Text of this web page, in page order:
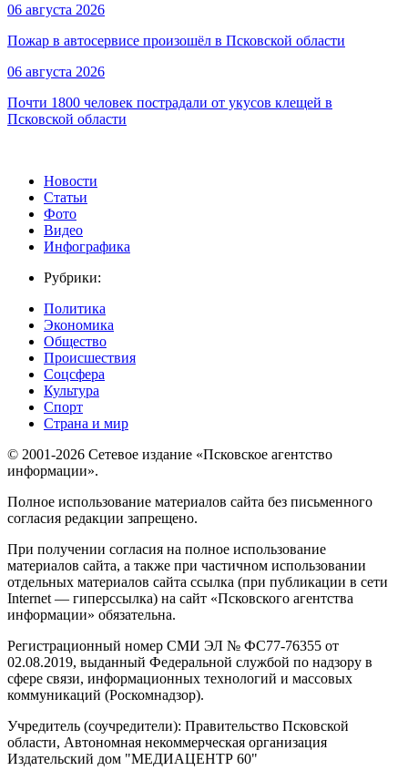
06 августа 2026
Пожар в автосервисе произошёл в Псковской области
06 августа 2026
Почти 1800 человек пострадали от укусов клещей в
Псковской области
Новости
Статьи
Фото
Видео
Инфографика
Рубрики:
Политика
Экономика
Общество
Происшествия
Соцсфера
Культура
Спорт
Страна и мир
© 2001-2026 Сетевое издание «Псковское агентство
информации».
Полное использование материалов сайта без письменного
согласия редакции запрещено.
При получении согласия на полное использование
материалов сайта, а также при частичном использовании
отдельных материалов сайта ссылка (при публикации в сети
Internet — гиперссылка) на сайт «Псковского агентства
информации» обязательна.
Регистрационный номер СМИ ЭЛ № ФС77-76355 от
02.08.2019, выданный Федеральной службой по надзору в
сфере связи, информационных технологий и массовых
коммуникаций (Роскомнадзор).
Учредитель (соучредители): Правительство Псковской
области, Автономная некоммерческая организация
Издательский дом "МЕДИАЦЕНТР 60"